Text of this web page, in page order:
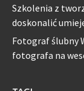
Szkolenia z
doskonalić
Fotograf ślubny
fotografa na